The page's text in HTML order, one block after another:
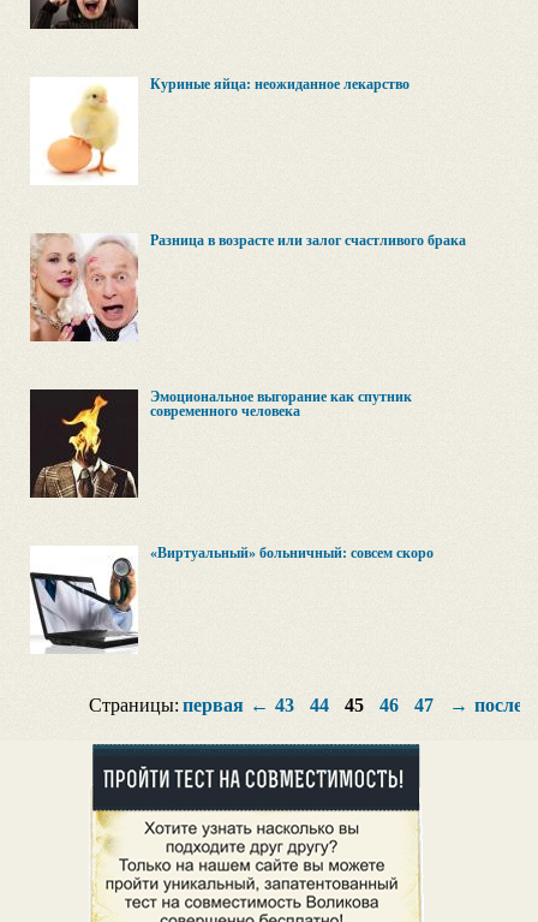
Куриные яйца: неожиданное лекарство
Разница в возрасте или залог счастливого брака
Эмоциональное выгорание как спутник
современного человека
«Виртуальный» больничный: совсем скоро
Страницы: первая ← 43 44 45 46 47 →